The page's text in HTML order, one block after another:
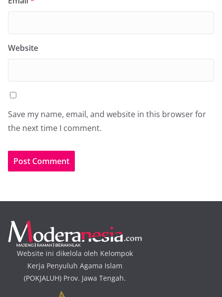
Website
Save my name, email, and website in this browser for
the next time I comment.
Website ini dikelola oleh Kelompok
Kerja Penyuluh Agama Islam
(POKJALUH) Prov. Jawa Tengah.